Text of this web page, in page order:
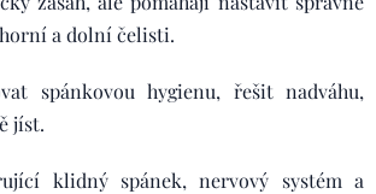
a dolní čelisti.
spánkovou hygienu, řešit nadváhu,
jíst.
klidný spánek, nervový systém a